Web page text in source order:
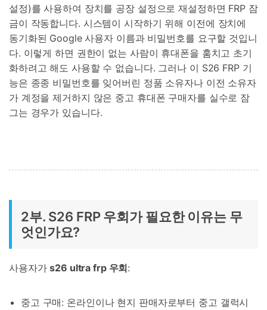
설정)를 사용하여 장치를 공장 설정으로 재설정하면 FRP 잠
금이 작동합니다. 시스템이 시작하기 위해 이전에 장치에
동기화된 Google 사용자 이름과 비밀번호를 요구할 것입니
다. 이렇게 하면 권한이 없는 사람이 휴대폰을 훔치고 초기
화하려고 해도 사용할 수 없습니다. 그러나 이 S26 FRP 기
능은 종종 비밀번호를 잊어버린 정품 소유자나 이전 소유자
가 계정을 제거하지 않은 중고 휴대폰 구매자를 실수로 잠
그는 경우가 있습니다.
2부. S26 FRP 우회가 필요한 이유는 무
엇인가요?
사용자가s26 ultra frp 우회:
중고 구매: 온라인이나 현지 판매자로부터 중고 갤럭시